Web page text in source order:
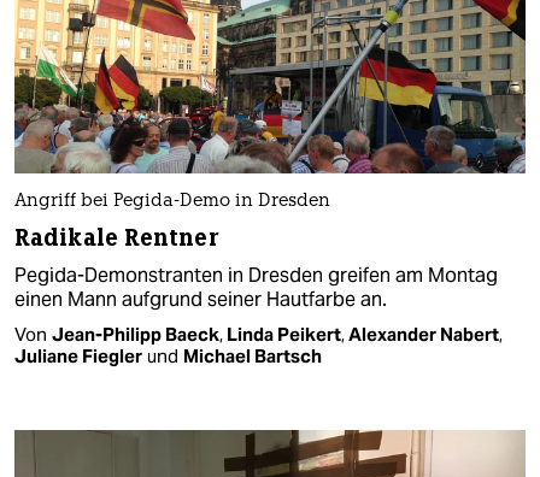
Angriff bei Pegida-Demo in Dresden
Radikale Rentner
Pegida-Demonstranten in Dresden greifen am Montag
einen Mann aufgrund seiner Hautfarbe an.
Von Jean-Philipp Baeck, Linda Peikert,Alexander Nabert,
Juliane Fiegler und Michael Bartsch